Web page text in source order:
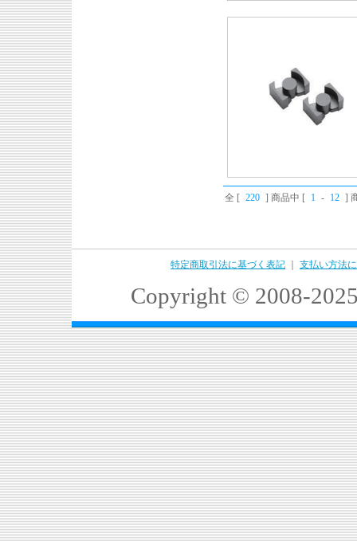
全 [ 220 ] 商品中 [ 1 - 12 ]
特定商取引法に基づく表記 支払い方法
Copyright © 2008-